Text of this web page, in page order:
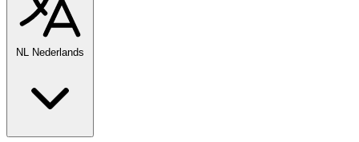
NL Nederlands